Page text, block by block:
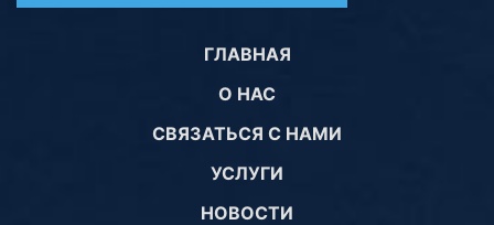
ГЛАВНАЯ
О НАС
СВЯЗАТЬСЯ С НАМИ
УСЛУГИ
НОВОСТИ